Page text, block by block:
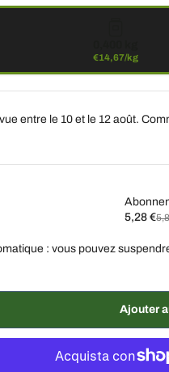
€14,67/kg
entre le 10 et le 12 août.
5,28 €
les deux semaines, 10 % de
les mois, 5 % de réduction
: vous pouvez
Ajouter